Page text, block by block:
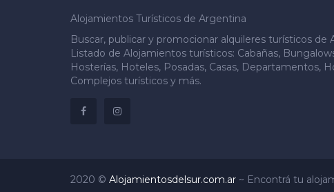
Alojamientos Turísticos de Argentina
Buscar, publicar y promocionar alquileres turísticos de
Listado de Alojamientos turísticos: Cabañas,
Hosterías, Hoteles, Posadas, Casas, Departamentos,
Complejos turísticos y más.
2020 © Alojamientosdelsur.com.ar ~ Encontrá tu